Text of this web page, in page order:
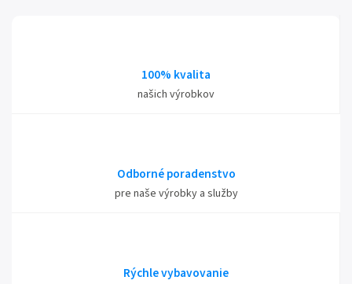
100% kvalita
našich výrobkov
Odborné poradenstvo
pre naše výrobky a služby
Rýchle vybavovanie